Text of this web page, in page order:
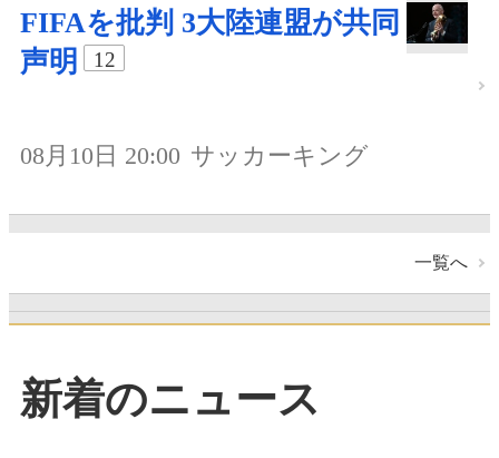
FIFAを批判 3大陸連盟が共同
声明
12
08月10日 20:00 サッカーキング
一覧へ
新着のニュース